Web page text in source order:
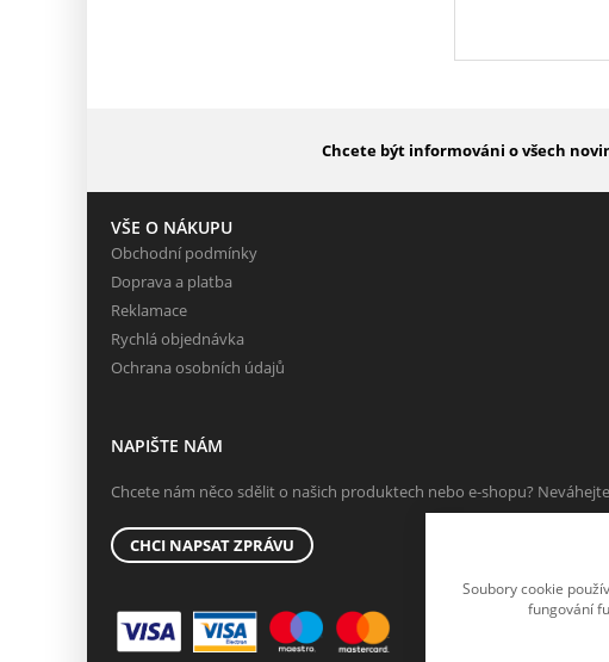
Chcete být informováni o všech
VŠE O NÁKUPU
Obchodní podmínky
Doprava a platba
Reklamace
Rychlá objednávka
Ochrana osobních údajů
NAPIŠTE NÁM
Chcete nám něco sdělit o našich produktech nebo e-shopu?
CHCI NAPSAT ZPRÁVU
Soubory cookie
fungování